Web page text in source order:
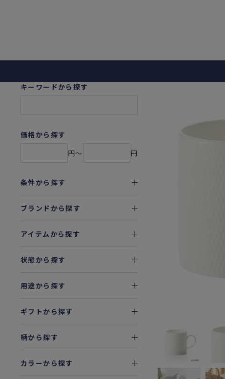
キーワードから探す
価格から探す
円〜
円
条件から探す
ブランドから探す
アイテムから探す
状態から探す
用途から探す
ギフトから探す
柄から探す
カラーから探す